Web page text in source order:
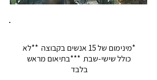
*מינימום של 15 אנשים בקבוצה **לא
כולל שישי-שבת ***בתיאום מראש
בלבד